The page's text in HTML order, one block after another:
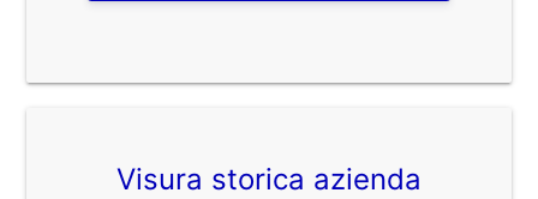
Visura storica azienda